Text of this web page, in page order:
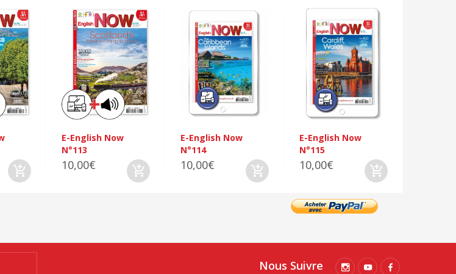
E-English Now
N°113
10,00€
E-English Now
N°114
10,00€
E-English Now
N°115
10,00€
Nous Suivre